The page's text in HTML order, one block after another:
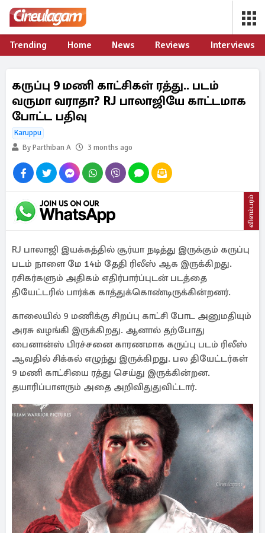
Trending Home News Reviews Interviews
கருப்பு 9 மணி காட்சிகள் ரத்து.. படம்
வருமா வராதா? RJ பாலாஜியே காட்டமாக
போட்ட பதிவு
Karuppu
By Parthiban A
3 months ago
விளம்பரம்
RJ பாலாஜி இயக்கத்தில் சூர்யா நடித்து இருக்கும் கருப்பு
படம் நாளை மே 14ம் தேதி ரிலீஸ் ஆக இருக்கிறது.
ரசிகர்களும் அதிகம் எதிர்பார்ப்புடன் படத்தை
தியேட்டரில் பார்க்க காத்துக்கொண்டிருக்கின்றனர்.
காலையில் 9 மணிக்கு சிறப்பு காட்சி போட அனுமதியும்
அரசு வழங்கி இருக்கிறது. ஆனால் தற்போது
பைனான்ஸ் பிரச்சனை காரணமாக கருப்பு படம் ரிலீஸ்
ஆவதில் சிக்கல் எழுந்து இருக்கிறது. பல தியேட்டர்கள்
9 மணி காட்சியை ரத்து செய்து இருக்கின்றன.
தயாரிப்பாளரும் அதை அறிவிதுதுவிட்டார்.